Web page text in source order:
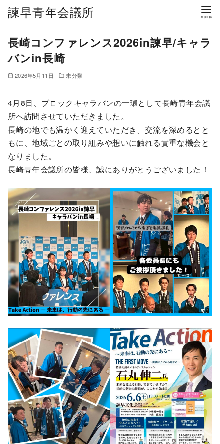
諫早青年会議所
長崎コンファレンス2026in諫早/キャラ
バンin長崎
2026年5月11日 未分類
4月8日、ブロックキャラバンの一環として長崎青年会議
所へ訪問させていただきました。
長崎の地でも温かく迎えていただき、交流を深めるとと
もに、地域ごとの取り組みや想いに触れる貴重な機会と
なりました。
長崎青年会議所の皆様、誠にありがとうございました！